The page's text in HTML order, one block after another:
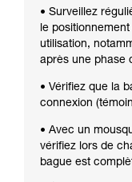
• Surveillez
le
utilisation,
après une phase
• Vérifiez que la
connexion
• Avec un
vérifiez lors de
bague est